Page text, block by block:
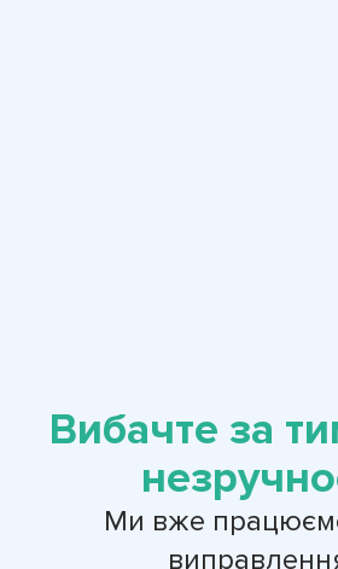
Вибачте за
Ми вже